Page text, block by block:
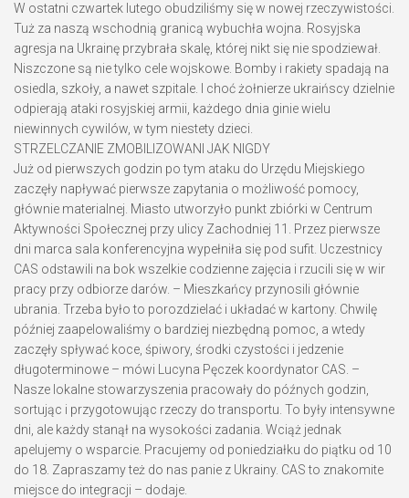
W ostatni czwartek lutego obudziliśmy się w nowej rzeczywistości.
Tuż za naszą wschodnią granicą wybuchła wojna. Rosyjska
agresja na Ukrainę przybrała skalę, której nikt się nie spodziewał.
Niszczone są nie tylko cele wojskowe. Bomby i rakiety spadają na
osiedla, szkoły, a nawet szpitale. I choć żołnierze ukraińscy dzielnie
odpierają ataki rosyjskiej armii, każdego dnia ginie wielu
niewinnych cywilów, w tym niestety dzieci.
STRZELCZANIE ZMOBILIZOWANI JAK NIGDY
Już od pierwszych godzin po tym ataku do Urzędu Miejskiego
zaczęły napływać pierwsze zapytania o możliwość pomocy,
głównie materialnej. Miasto utworzyło punkt zbiórki w Centrum
Aktywności Społecznej przy ulicy Zachodniej 11. Przez pierwsze
dni marca sala konferencyjna wypełniła się pod sufit. Uczestnicy
CAS odstawili na bok wszelkie codzienne zajęcia i rzucili się w wir
pracy przy odbiorze darów. – Mieszkańcy przynosili głównie
ubrania. Trzeba było to porozdzielać i układać w kartony. Chwilę
później zaapelowaliśmy o bardziej niezbędną pomoc, a wtedy
zaczęły spływać koce, śpiwory, środki czystości i jedzenie
długoterminowe – mówi Lucyna Pęczek koordynator CAS. –
Nasze lokalne stowarzyszenia pracowały do późnych godzin,
sortując i przygotowując rzeczy do transportu. To były intensywne
dni, ale każdy stanął na wysokości zadania. Wciąż jednak
apelujemy o wsparcie. Pracujemy od poniedziałku do piątku od 10
do 18. Zapraszamy też do nas panie z Ukrainy. CAS to znakomite
miejsce do integracji – dodaje.